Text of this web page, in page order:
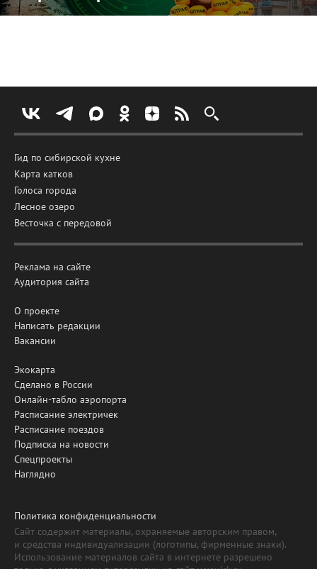
Гид по сибирской кухне
Карта катков
Голоса города
Лесное озеро
Весточка с передовой
Реклама на сайте
Аудитория сайта
О проекте
Написать редакции
Вакансии
Экокарта
Сделано в России
Онлайн-табло аэропорта
Расписание электричек
Расписание поездов
Подписка на новости
Спецпроекты
Наглядно
Политика конфиденциальности
Сайт содержит материалы, охраняемые авторским правом,
и средства индивидуализации (логотипы, фирменные знаки).
Использование материалов сайта в интернете разрешено